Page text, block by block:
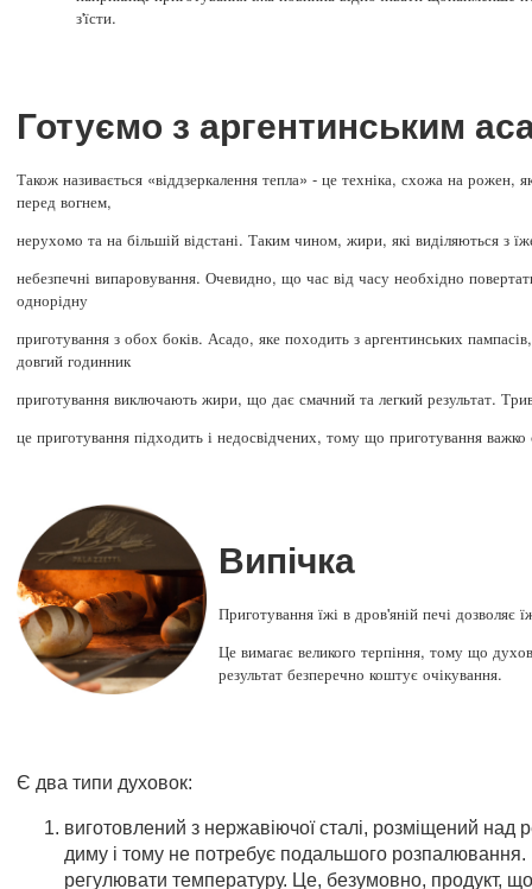
з'їсти.
Готуємо з аргентинським
Також називається «віддзеркалення тепла» - це техніка, схожа на рожен,
перед вогнем,
нерухомо та на більшій відстані. Таким чином, жири, які виділяються з
небезпечні випаровування. Очевидно, що час від часу необхідно
однорідну
приготування з обох боків. Асадо, яке походить з аргентинських
довгий годинник
приготування виключають жири, що дає смачний та легкий результат.
це приготування підходить і недосвідчених, тому що приготування важко
Випічка
Приготування їжі в дров'яній печі дозволяє
Це вимагає великого терпіння, тому що
результат безперечно коштує очікування.
Є два типи духовок:
виготовлений з нержавіючої сталі, розміщений над
диму і тому не потребує подальшого
регулювати температуру. Це, безумовно, продукт,